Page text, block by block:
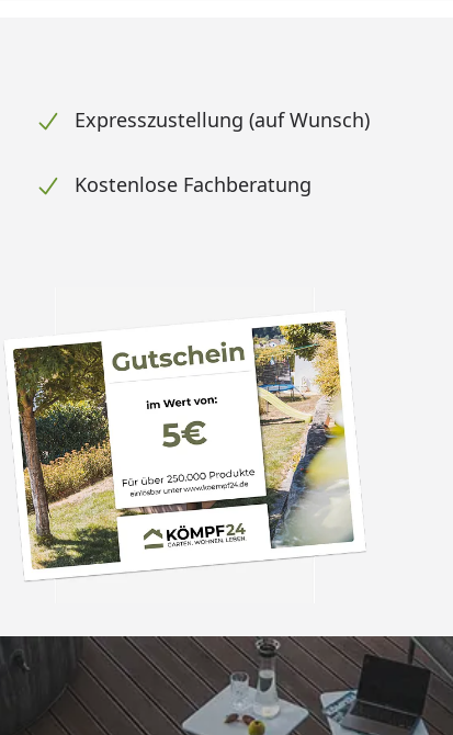
Expresszustellung (auf Wunsch)
Kostenlose Fachberatung
Trusted Shops